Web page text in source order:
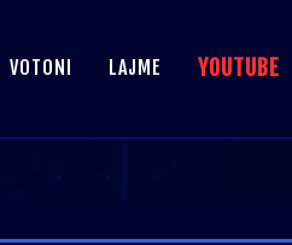
VOTONI LAJME YOUTUBE